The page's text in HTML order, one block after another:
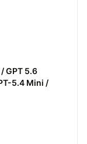
GPT 5.6
5.4 Mini /